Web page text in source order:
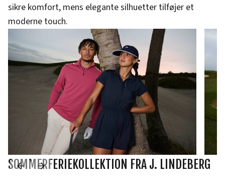
sikre komfort, mens elegante silhuetter tilføjer et
moderne touch.
SOMMERFERIEKOLLEKTION FRA J. LINDEBERG